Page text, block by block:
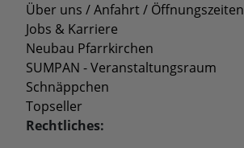
Über uns / Anfahrt / Öffnungszeiten
Jobs & Karriere
Neubau Pfarrkirchen
SUMPAN - Veranstaltungsraum
Schnäppchen
Topseller
Rechtliches: